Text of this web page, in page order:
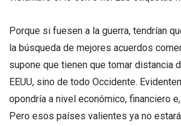
Porque si fuesen a la guerra, tendrían
la búsqueda de mejores acuerdos
supone que tienen que tomar distancia
EEUU, sino de todo Occidente.
opondría a nivel económico, financiero
Pero esos países valientes ya no